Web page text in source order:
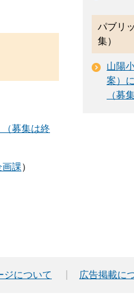
募集は終
画課
パブリ
集）
山陽
案）
（募
ジについて 広告掲載に